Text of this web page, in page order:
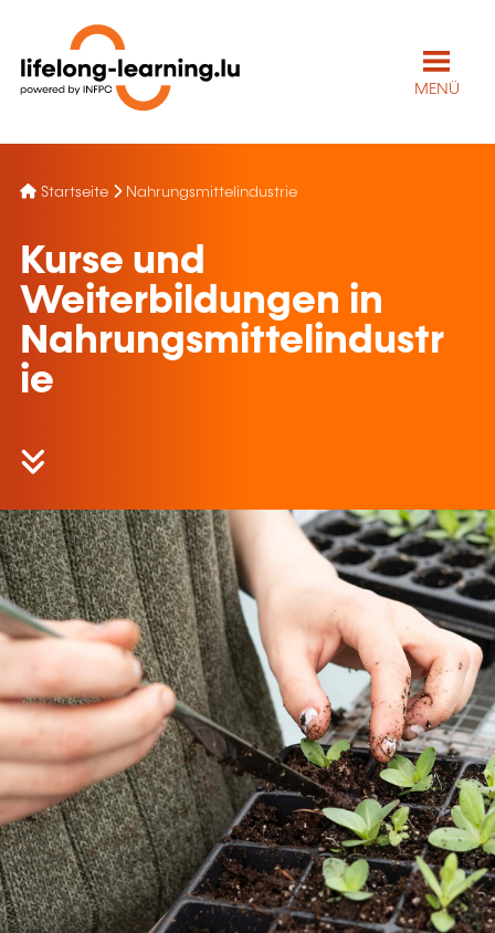
MENÜ
Startseite Nahrungsmittelindustrie
Kurse und
Weiterbildungen in
Nahrungsmittelindustr
ie